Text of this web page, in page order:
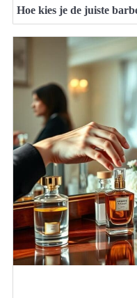
Hoe kies je de juiste